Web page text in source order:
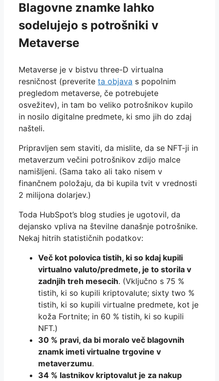
Blagovne znamke lahko
sodelujejo s potrošniki v
Metaverse
Metaverse je v bistvu three-D virtualna
resničnost (preverite ta objava s popolnim
pregledom metaverse, če potrebujete
osvežitev), in tam bo veliko potrošnikov kupilo
in nosilo digitalne predmete, ki smo jih do zdaj
našteli.
Pripravljen sem staviti, da mislite, da se NFT-ji in
metaverzum večini potrošnikov zdijo malce
namišljeni. (Sama tako ali tako nisem v
finančnem položaju, da bi kupila tvit v vrednosti
2 milijona dolarjev.)
Toda HubSpot’s blog studies je ugotovil, da
dejansko vpliva na številne današnje potrošnike.
Nekaj ​​hitrih statističnih podatkov:
Več kot polovica tistih, ki so kdaj kupili
virtualno valuto/predmete, je to storila v
zadnjih treh mesecih. (Vključno s 75 %
tistih, ki so kupili kriptovalute; sixty two %
tistih, ki so kupili virtualne predmete, kot je
koža Fortnite; in 60 % tistih, ki so kupili
NFT.)
30 % pravi, da bi moralo več blagovnih
znamk imeti virtualne trgovine v
metaverzumu.
34 % lastnikov kriptovalut je za nakup